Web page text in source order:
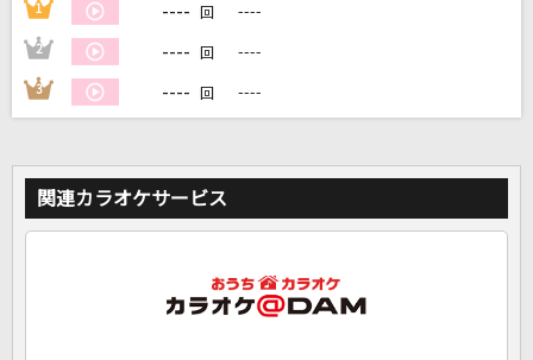
カラオケをもっと楽しもう！
家族や友達と一緒に！練習にも！
1 ---- 回 ----
2 ---- 回 ----
3 ---- 回 ----
関連カラオケサービス